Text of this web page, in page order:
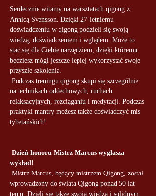
Serdecznie witamy na warsztatach qigong z
Annicą Svensson. Dzięki 27-letniemu
doświadczeniu w qigong podzieli się swoją
wiedzą, doświadczeniem i wglądem. Może to
stać się dla Ciebie narzędziem, dzięki któremu
będziesz mógł jeszcze lepiej wykorzystać swoje
przyszłe szkolenia.
na technikach oddechowych, ruchach
relaksacyjnych, rozciąganiu i medytacji. Podczas
praktyki mantry możesz także doświadczyć mis
tybetańskich!
Dzień honoru Mistrz Marcus wygłasza
wykład!
wprowadzony do świata Qigong ponad 50 lat
temu. Dzieli się także swoją wiedzą i solidnym,